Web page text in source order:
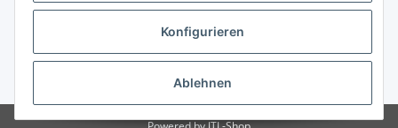
Gesetzliche Informationen
* Alle Preise inkl. gesetzlicher USt., zzgl.Versand
Konfigurieren
Ablehnen